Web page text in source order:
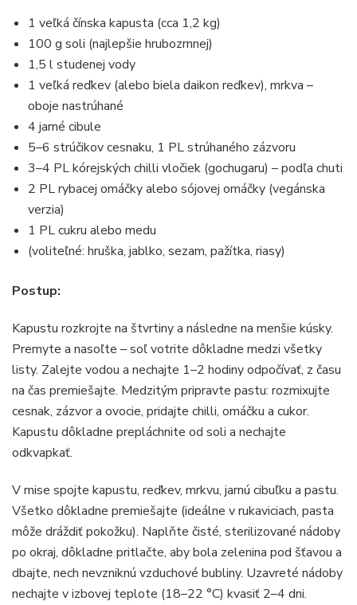
1 veľká čínska kapusta (cca 1,2 kg)
100 g soli (najlepšie hrubozrnnej)
1,5 l studenej vody
1 veľká reďkev (alebo biela daikon reďkev), mrkva –
oboje nastrúhané
4 jarné cibule
5–6 strúčikov cesnaku, 1 PL strúhaného zázvoru
3–4 PL kórejských chilli vločiek (gochugaru) – podľa chuti
2 PL rybacej omáčky alebo sójovej omáčky (vegánska
verzia)
1 PL cukru alebo medu
(voliteľné: hruška, jablko, sezam, pažítka, riasy)
Postup:
Kapustu rozkrojte na štvrtiny a následne na menšie kúsky.
Premyte a nasoľte – soľ votrite dôkladne medzi všetky
listy. Zalejte vodou a nechajte 1–2 hodiny odpočívať, z času
na čas premiešajte. Medzitým pripravte pastu: rozmixujte
cesnak, zázvor a ovocie, pridajte chilli, omáčku a cukor.
Kapustu dôkladne prepláchnite od soli a nechajte
odkvapkať.
V mise spojte kapustu, reďkev, mrkvu, jarnú cibuľku a pastu.
Všetko dôkladne premiešajte (ideálne v rukaviciach, pasta
môže dráždiť pokožku). Naplňte čisté, sterilizované nádoby
po okraj, dôkladne pritlačte, aby bola zelenina pod šťavou a
dbajte, nech nevzniknú vzduchové bubliny. Uzavreté nádoby
nechajte v izbovej teplote (18–22 °C) kvasiť 2–4 dni.